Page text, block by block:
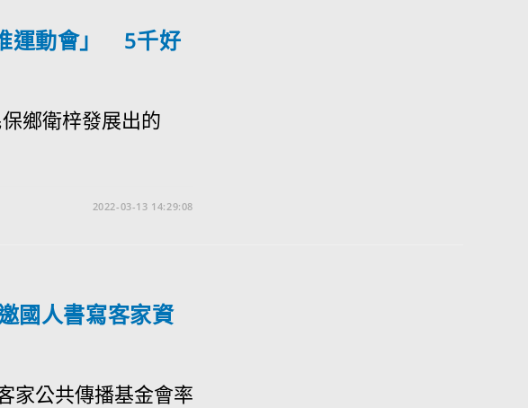
運動會」 5千好
鄉衛梓發展出的
2022-03-13 14:29:08
國人書寫客家資
家公共傳播基金會率